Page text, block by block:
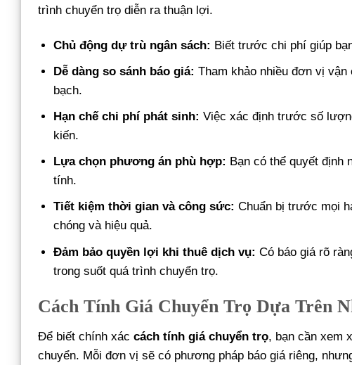
trình chuyển trọ diễn ra thuận lợi.
Chủ động dự trù ngân sách: Biết trước chi phí giúp
Dễ dàng so sánh báo giá: Tham khảo nhiều đơn vị
bạch.
Hạn chế chi phí phát sinh: Việc xác định trước số
kiến.
Lựa chọn phương án phù hợp: Bạn có thể quyết định
tính.
Tiết kiệm thời gian và công sức: Chuẩn bị trước mọi
chóng và hiệu quả.
Đảm bảo quyền lợi khi thuê dịch vụ: Có báo giá rõ
trong suốt quá trình chuyển trọ.
Cách Tính Giá Chuyển Trọ Dựa Trên
Để biết chính xác cách tính giá chuyển trọ, bạn cần xem
chuyển. Mỗi đơn vị sẽ có phương pháp báo giá riêng,